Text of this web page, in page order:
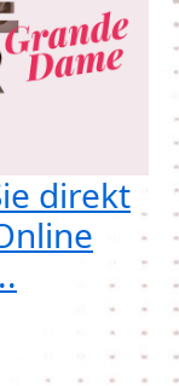
direkt